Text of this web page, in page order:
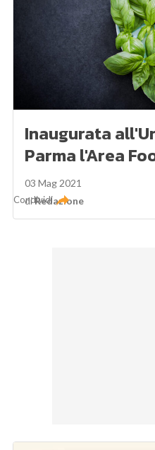
Inaugurata
Parma l'Area
03 Mag 2021
diRedazione
Condividi